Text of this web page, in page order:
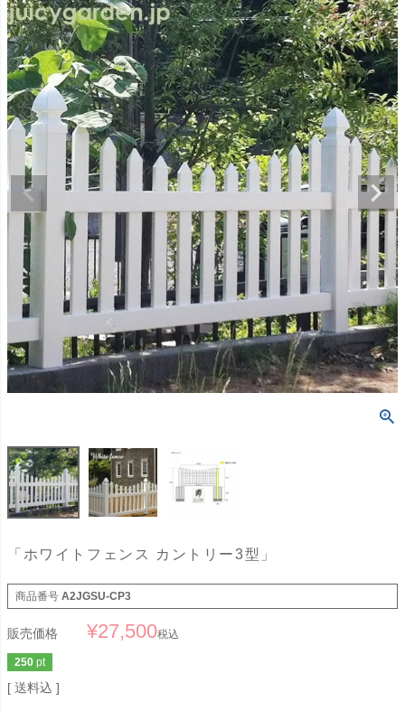
「ホワイトフェンス カントリー3型」
商品番号 A2JGSU-CP3
販売価格 ¥27,500税込
250 pt
送料込